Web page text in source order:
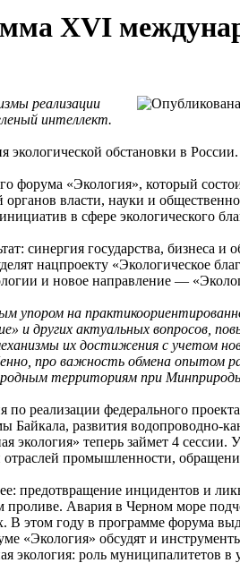
XVI
реализации
интеллект.
экологической обстановки в России.
«Экология», который
органов власти, науки и
в сфере экологического
синергия государства, бизнеса и
нацпроекту «Экологическое
и новое направление —
упором на
и других актуальных вопросов,
их достижения с учетом
про важность обмена опытом
территориям при
по реализации федерального
Байкала, развития водопроводно-
теперь займет 4 сессии.
отраслей промышленности,
предотвращение инцидентов и
Авария в Черном море
В этом году в программе форума
«Экология» обсудят и
экология: роль муниципалитетов в